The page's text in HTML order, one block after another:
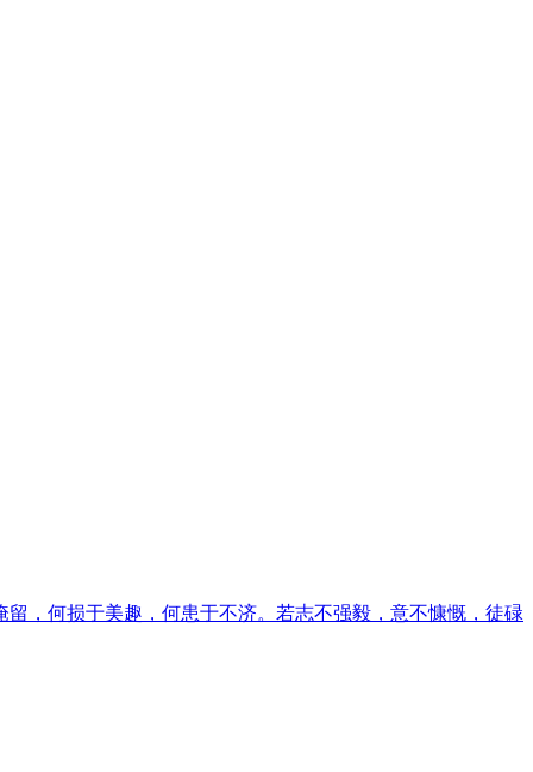
，何损于美趣，何患于不济。若志不强毅，意不慷慨，徒碌